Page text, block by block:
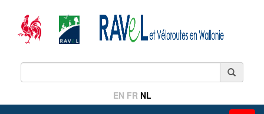
EN FR NL